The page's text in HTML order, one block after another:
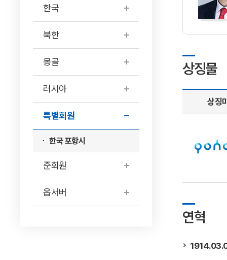
한국
북한
몽골
러시아
특별회원
한국 포항시
준회원
옵서버
상징물
상징
연혁